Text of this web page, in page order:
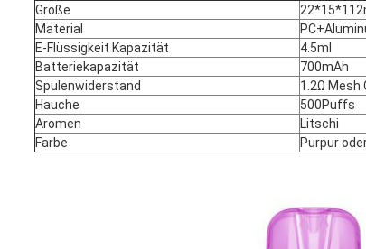
Größe
Material
E-Flüssigkeit Kapazität
4.5ml
Batteriekapazität
700mAh
Spulenwiderstand
1.2Ω Mesh
Hauche
500Puffs
Aromen
Litschi
Farbe
Purpur